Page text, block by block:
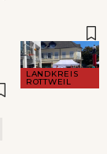
LANDKREIS
ROTTWEIL